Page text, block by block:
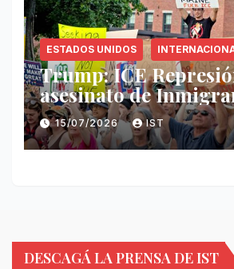
ESTADOS UNIDOS
Trump: ICE
asesinato de
15/07/2026 IST
DESCAGÁ LA PRENSA DE IST